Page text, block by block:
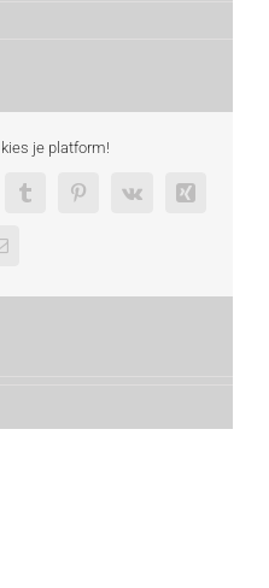
je platform!
TumblrPinterest
Vk Xing